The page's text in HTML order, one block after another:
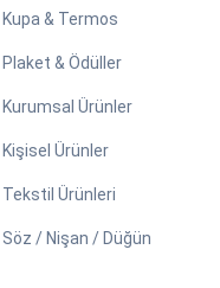
Kupa & Termos
Plaket & Ödüller
Kurumsal Ürünler
Kişisel Ürünler
Tekstil Ürünleri
Söz / Nişan / Düğün